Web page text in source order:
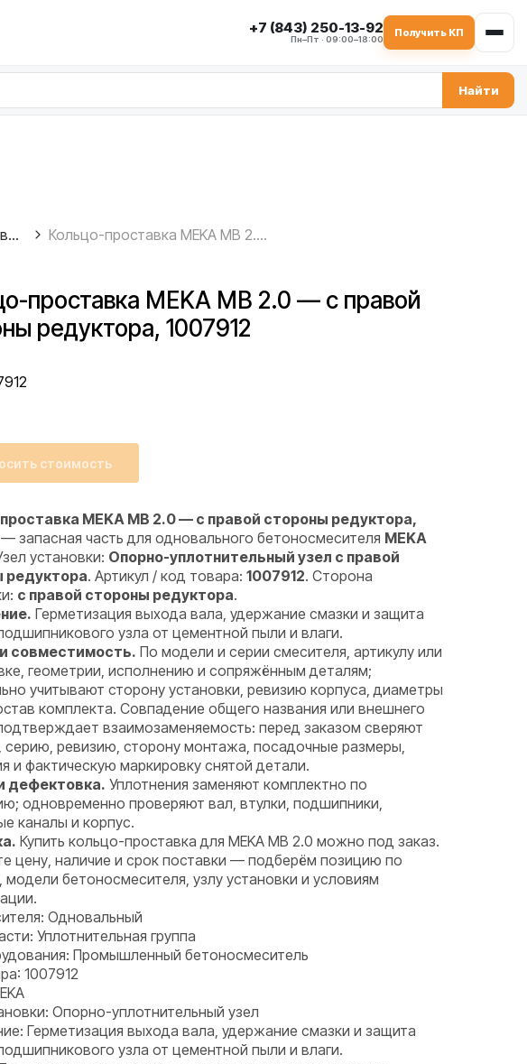
+7 (843) 250-13-92
Пн–Пт · 09:00–18:00
Получить КП
Найти
Уплотнительная группа с правой стороны редуктора Кольцо-проставка MEKA MB 2.0 — с правой стороны редуктора, 1007912
проставка MEKA MB 2.0 — с правой
редуктора, 1007912
стоимость
MEKA MB 2.0 — с правой стороны редуктора,
— запасная часть для одновального бетоносмесителя MEKA
установки: Опорно-уплотнительный узел с правой
редуктора. Артикул / код товара: 1007912. Сторона
с правой стороны редуктора.
Герметизация выхода вала, удержание смазки и защита
узла от цементной пыли и влаги.
совместимость. По модели и серии смесителя, артикулу или
геометрии, исполнению и сопряжённым деталям;
учитывают сторону установки, ревизию корпуса, диаметры
комплекта. Совпадение общего названия или внешнего
взаимозаменяемость: перед заказом сверяют
серию, ревизию, сторону монтажа, посадочные размеры,
и фактическую маркировку снятой детали.
дефектовка. Уплотнения заменяют комплектно по
одновременно проверяют вал, втулки, подшипники,
каналы и корпус.
Купить кольцо-проставка для MEKA MB 2.0 можно под заказ.
цену, наличие и срок поставки — подберём позицию по
модели бетоносмесителя, узлу установки и условиям
Одновальный
Уплотнительная группа
Промышленный бетоносмеситель
1007912
Опорно-уплотнительный узел
Герметизация выхода вала, удержание смазки и защита
узла от цементной пыли и влаги.